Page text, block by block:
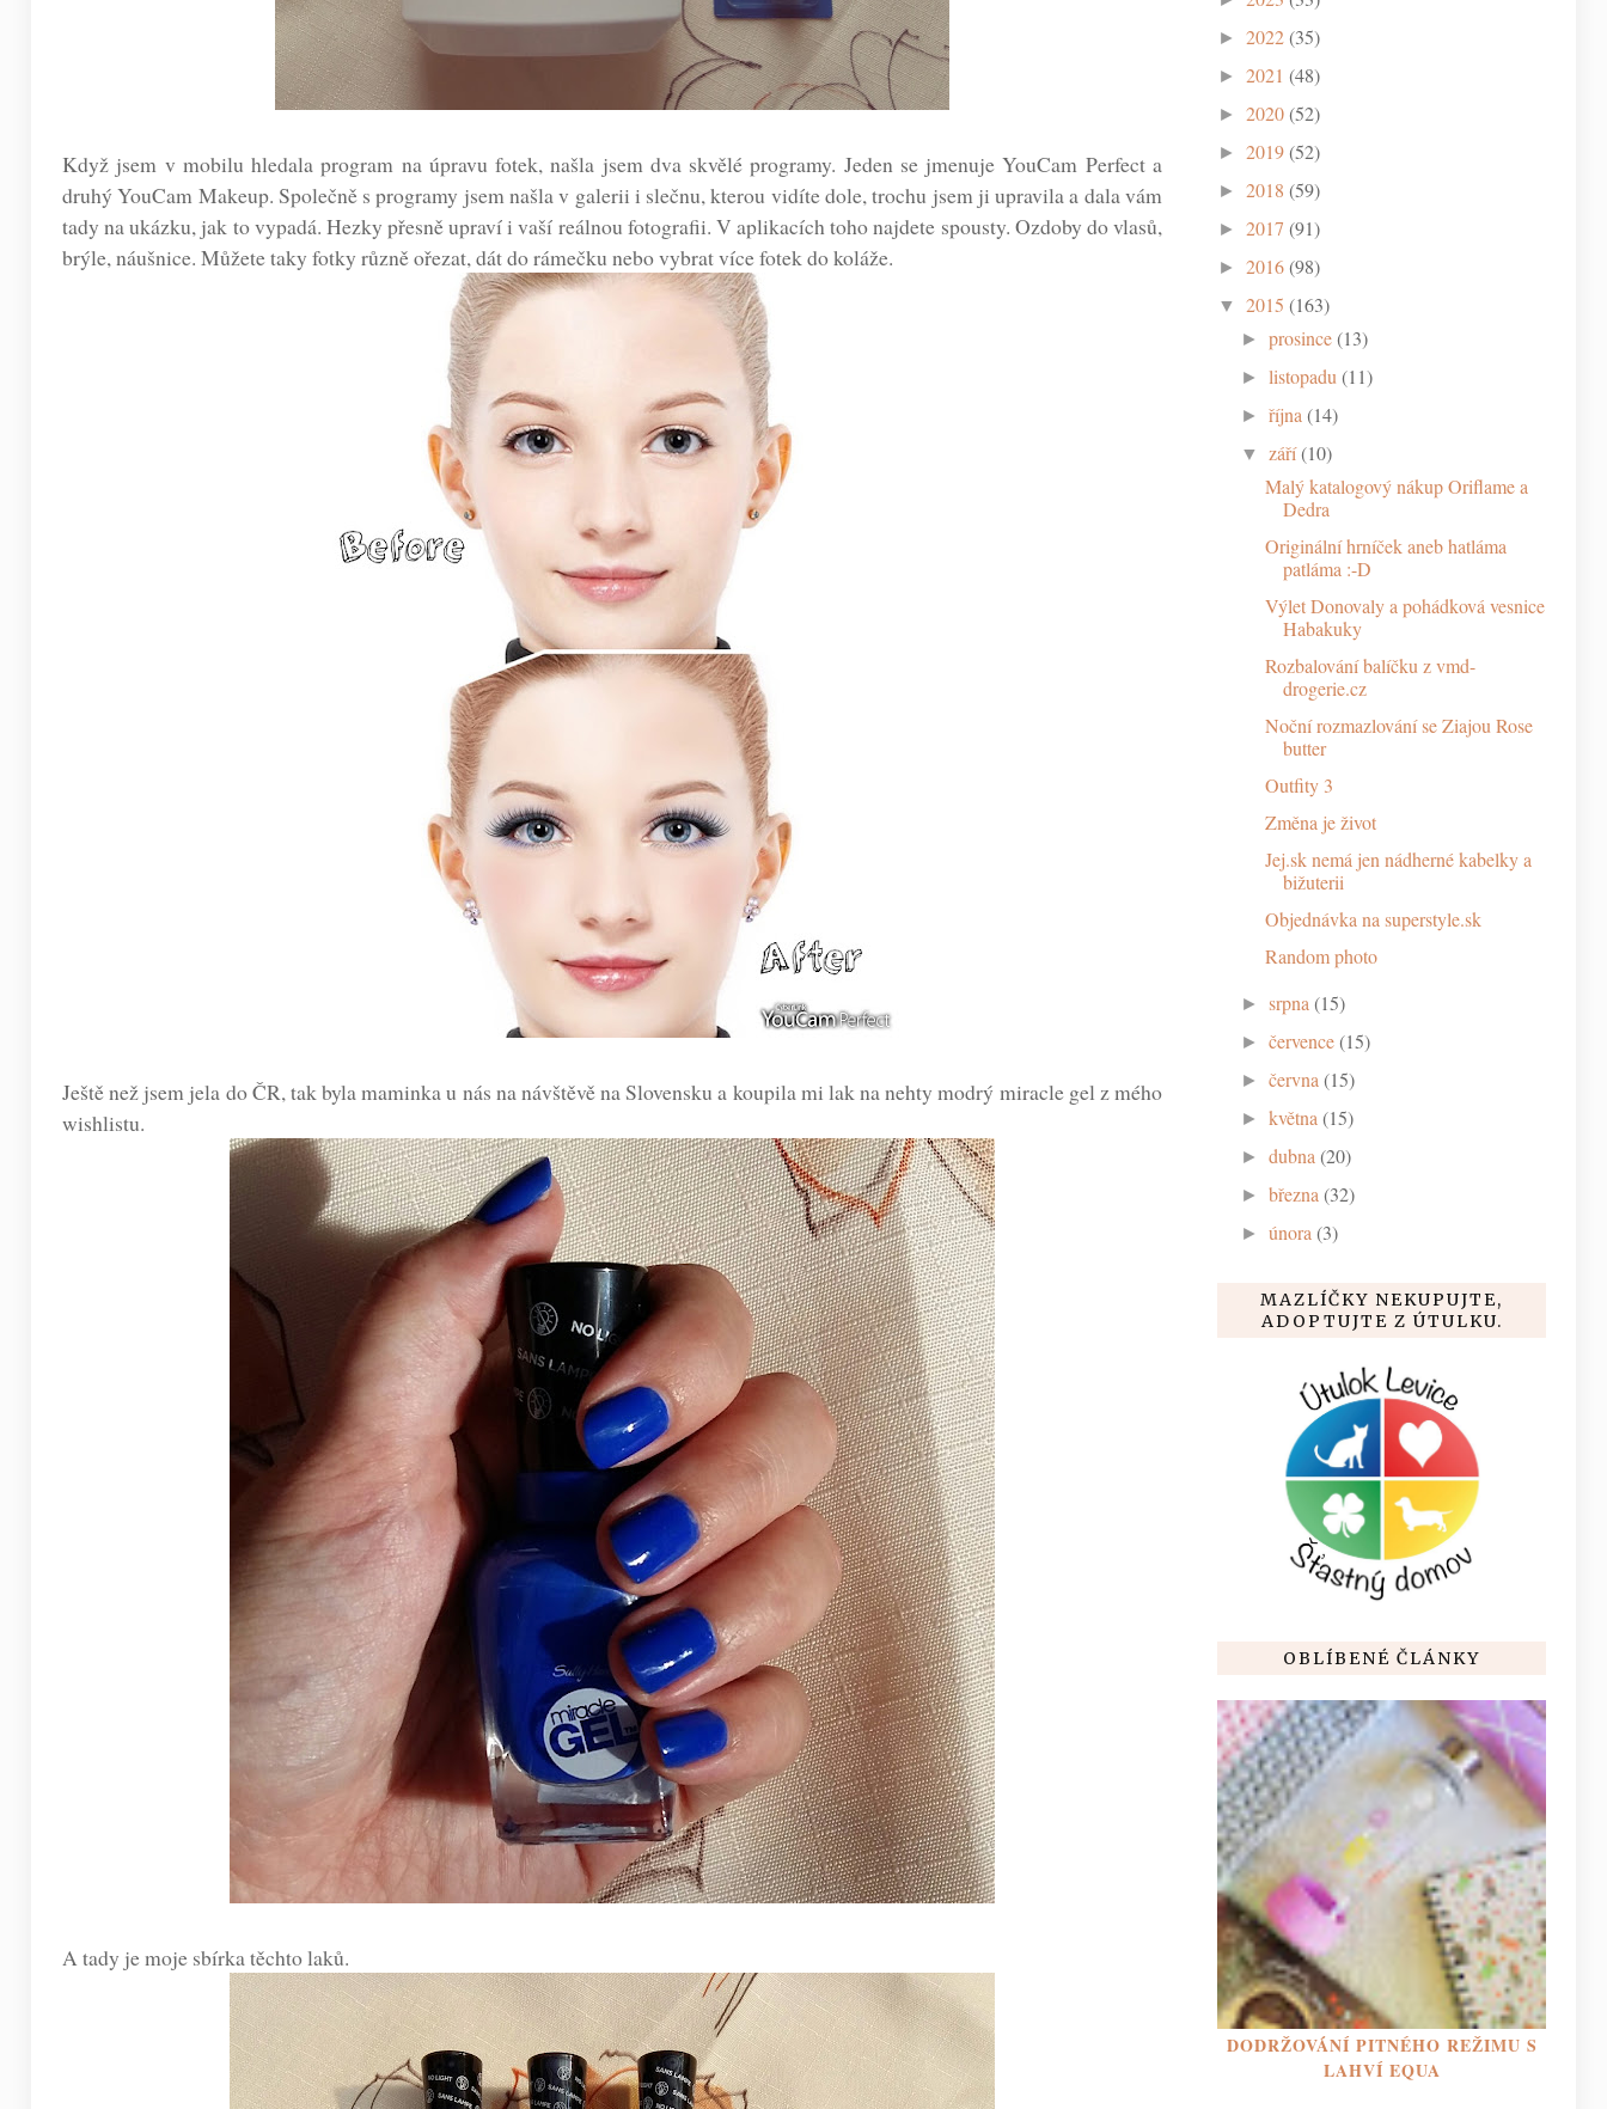
Když jsem v mobilu hledala program na úpravu fotek, našla jsem dva skvělé programy. Jeden se jmenuje YouCam Perfect a
druhý YouCam Makeup. Společně s programy jsem našla v galerii i slečnu, kterou vidíte dole, trochu jsem ji upravila a dala vám
tady na ukázku, jak to vypadá. Hezky přesně upraví i vaší reálnou fotografii. V aplikacích toho najdete spousty. Ozdoby do vlasů,
brýle, náušnice. Můžete taky fotky různě ořezat, dát do rámečku nebo vybrat více fotek do koláže.
Ještě než jsem jela do ČR, tak byla maminka u nás na návštěvě na Slovensku a koupila mi lak na nehty modrý miracle gel z mého
wishlistu.
A tady je moje sbírka těchto laků.
► 2022(35)
► 2021 (48)
► 2020(52)
► 2019(52)
► 2018 (59)
► 2017 (91)
► 2016(98)
▼ 2015 (163)
►prosince(13)
►listopadu (11)
►října (14)
▼ září(10)
Malý katalogový nákup Oriflame a
Dedra
Originální hrníček aneb hatláma
patláma :-D
Výlet Donovaly a pohádková vesnice
Habakuky
Rozbalování balíčku z vmd-
drogerie.cz
Noční rozmazlování se Ziajou Rose
butter
Outfity 3
Změna je život
Jej.sk nemá jen nádherné kabelky a
bižuterii
Objednávka na superstyle.sk
Random photo
►srpna (15)
►července(15)
►června (15)
►května (15)
►dubna (20)
►března (32)
►února (3)
MAZLÍČKY NEKUPUJTE,
ADOPTUJTE Z ÚTULKU.
OBLÍBENÉ ČLÁNKY
DODRŽOVÁNÍ PITNÉHO REŽIMU S
LAHVÍ EQUA